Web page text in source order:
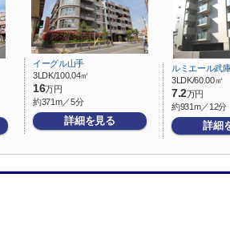
イーグル山手
3LDK/100.04㎡
16万円
約371m／5分
詳細を見る
ルミエール武
3LDK/60.00㎡
7.2万円
約931m／12分
詳細